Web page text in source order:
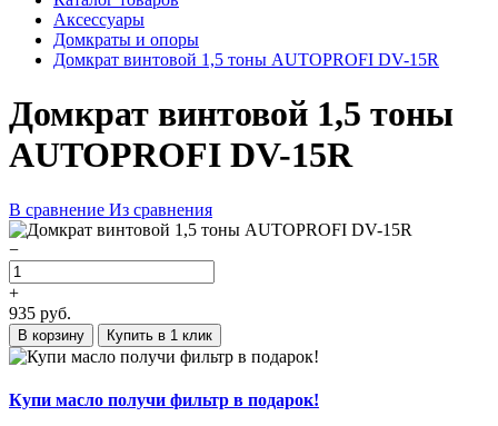
Аксессуары
Домкраты и опоры
Домкрат винтовой 1,5 тоны AUTOPROFI DV-15R
Домкрат винтовой 1,5 тоны
AUTOPROFI DV-15R
В сравнение Из сравнения
−
+
935 руб.
В корзину Купить в 1 клик
Купи масло получи фильтр в подарок!